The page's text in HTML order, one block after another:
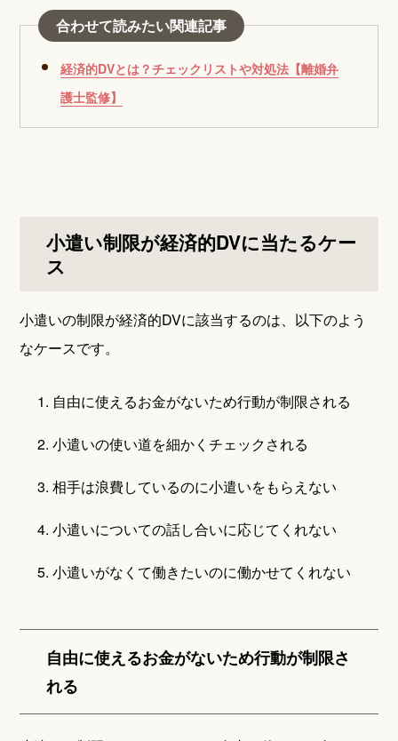
合わせて読みたい関連記事
経済的DVとは？チェックリストや対処法【離婚弁
護士監修】
小遣い制限が経済的DVに当たるケー
ス
小遣いの制限が経済的DVに該当するのは、以下のよう
なケースです。
1. 自由に使えるお金がないため行動が制限される
2. 小遣いの使い道を細かくチェックされる
3. 相手は浪費しているのに小遣いをもらえない
4. 小遣いについての話し合いに応じてくれない
5. 小遣いがなくて働きたいのに働かせてくれない
自由に使えるお金がないため行動が制限さ
れる